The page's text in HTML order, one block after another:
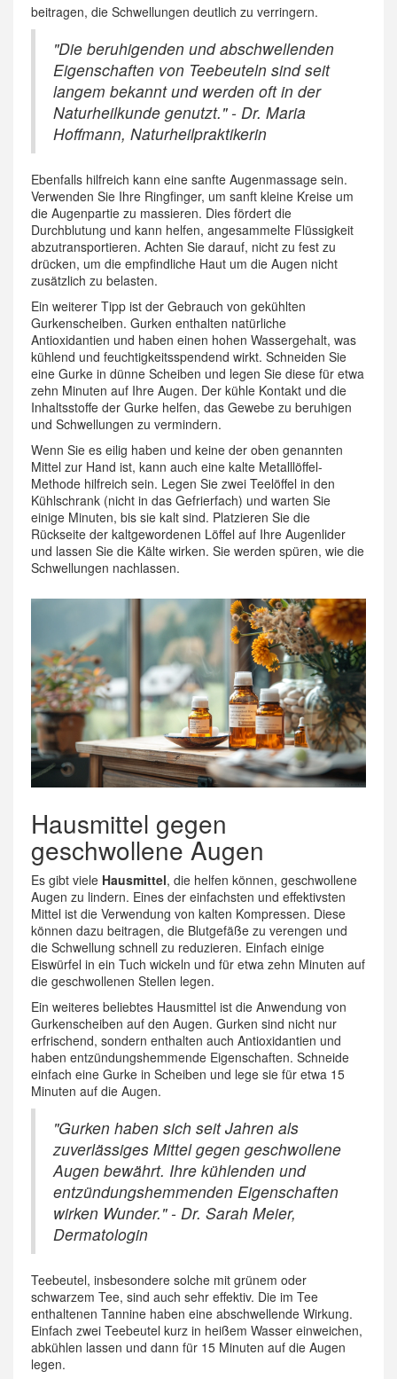
beitragen, die Schwellungen deutlich zu verringern.
"Die beruhigenden und abschwellenden
Eigenschaften von Teebeuteln sind seit
langem bekannt und werden oft in der
Naturheilkunde genutzt." - Dr. Maria
Hoffmann, Naturheilpraktikerin
Ebenfalls hilfreich kann eine sanfte Augenmassage sein.
Verwenden Sie Ihre Ringfinger, um sanft kleine Kreise um
die Augenpartie zu massieren. Dies fördert die
Durchblutung und kann helfen, angesammelte Flüssigkeit
abzutransportieren. Achten Sie darauf, nicht zu fest zu
drücken, um die empfindliche Haut um die Augen nicht
zusätzlich zu belasten.
Ein weiterer Tipp ist der Gebrauch von gekühlten
Gurkenscheiben. Gurken enthalten natürliche
Antioxidantien und haben einen hohen Wassergehalt, was
kühlend und feuchtigkeitsspendend wirkt. Schneiden Sie
eine Gurke in dünne Scheiben und legen Sie diese für etwa
zehn Minuten auf Ihre Augen. Der kühle Kontakt und die
Inhaltsstoffe der Gurke helfen, das Gewebe zu beruhigen
und Schwellungen zu vermindern.
Wenn Sie es eilig haben und keine der oben genannten
Mittel zur Hand ist, kann auch eine kalte Metalllöffel-
Methode hilfreich sein. Legen Sie zwei Teelöffel in den
Kühlschrank (nicht in das Gefrierfach) und warten Sie
einige Minuten, bis sie kalt sind. Platzieren Sie die
Rückseite der kaltgewordenen Löffel auf Ihre Augenlider
und lassen Sie die Kälte wirken. Sie werden spüren, wie die
Schwellungen nachlassen.
Hausmittel gegen
geschwollene Augen
Es gibt viele Hausmittel, die helfen können, geschwollene
Augen zu lindern. Eines der einfachsten und effektivsten
Mittel ist die Verwendung von kalten Kompressen. Diese
können dazu beitragen, die Blutgefäße zu verengen und
die Schwellung schnell zu reduzieren. Einfach einige
Eiswürfel in ein Tuch wickeln und für etwa zehn Minuten auf
die geschwollenen Stellen legen.
Ein weiteres beliebtes Hausmittel ist die Anwendung von
Gurkenscheiben auf den Augen. Gurken sind nicht nur
erfrischend, sondern enthalten auch Antioxidantien und
haben entzündungshemmende Eigenschaften. Schneide
einfach eine Gurke in Scheiben und lege sie für etwa 15
Minuten auf die Augen.
"Gurken haben sich seit Jahren als
zuverlässiges Mittel gegen geschwollene
Augen bewährt. Ihre kühlenden und
entzündungshemmenden Eigenschaften
wirken Wunder." - Dr. Sarah Meier,
Dermatologin
Teebeutel, insbesondere solche mit grünem oder
schwarzem Tee, sind auch sehr effektiv. Die im Tee
enthaltenen Tannine haben eine abschwellende Wirkung.
Einfach zwei Teebeutel kurz in heißem Wasser einweichen,
abkühlen lassen und dann für 15 Minuten auf die Augen
legen.